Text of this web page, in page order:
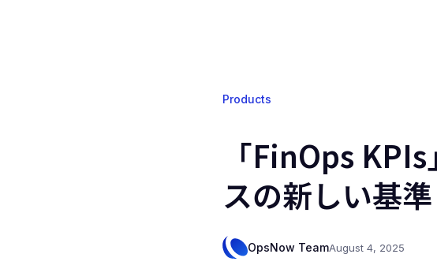
Products
「FinOps
スの新しい基準
OpsNow TeamAugust 4, 2025